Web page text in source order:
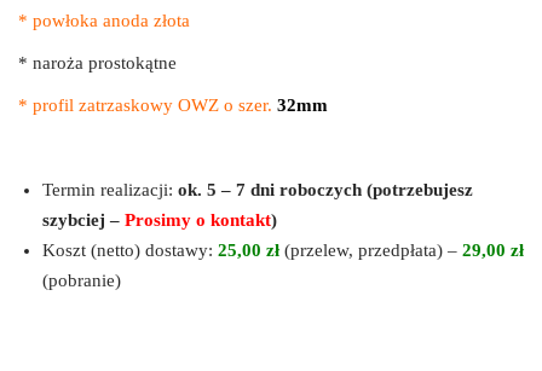
* powłoka anoda złota
* naroża prostokątne
* profil zatrzaskowy OWZ o szer.32mm
Termin realizacji: ok. 5 – 7 dni roboczych (potrzebujesz
szybciej – Prosimy o kontakt)
Koszt (netto) dostawy: 25,00 zł (przelew, przedpłata) – 29,00 zł
(pobranie)